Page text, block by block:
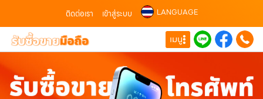
ติดต่อเรา เข้าสู่ระบบ LANGUAGE
เมนู